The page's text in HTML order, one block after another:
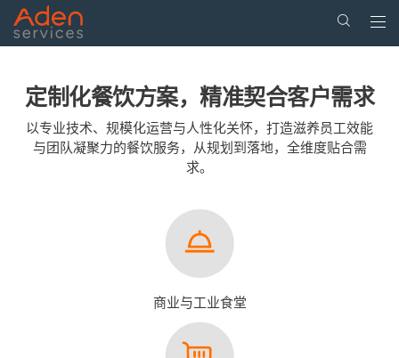
main定制化餐饮方案，精准契合客户需求
以专业技术、规模化运营与人性化关怀，打造滋养员工效能
与团队凝聚力的餐饮服务，从规划到落地，全维度贴合需
求。
商业与工业食堂